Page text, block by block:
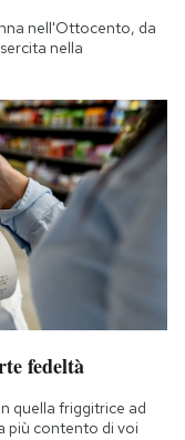
nell'Ottocento, da
nella
fedeltà
quella friggitrice ad
più contento di voi